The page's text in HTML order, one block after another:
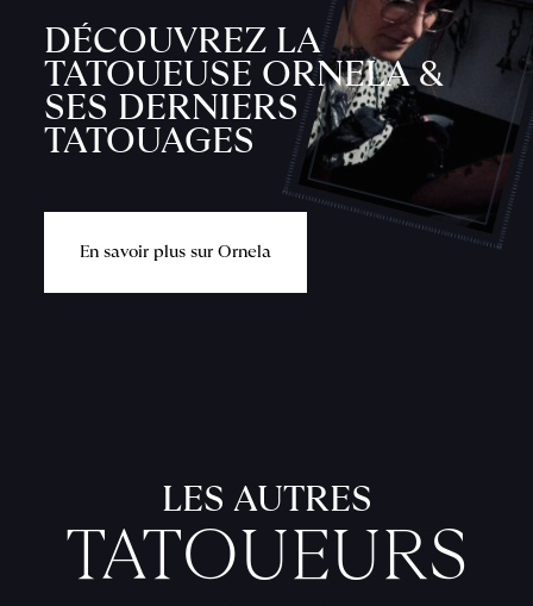
DÉCOUVREZ LA
TATOUEUSE ORNELA &
SES DERNIERS
TATOUAGES
En savoir plus sur Ornela
LES AUTRES
TATOUEURS